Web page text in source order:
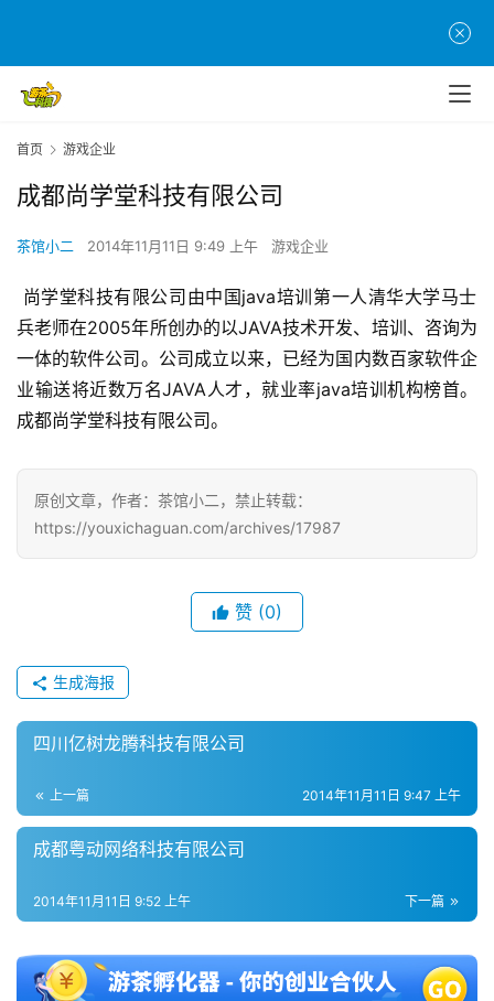
页
茶
原
创
戏
业
界
手
机
休
游
2
十
三
首页 游戏企业
成都尚学堂科技有限公司
茶馆小二 2014年11月11日 9:49 上午 游戏企业
兵老师在2005年所创办的以JAVA技术开发、培训、咨询为
一体的软件公司。公司成立以来，已经为国内数百家软件企
业输送将近数万名JAVA人才，就业率java培训机构榜首。
成都尚学堂科技有限公司。
原创文章，作者：茶馆小二，禁止转载：
https://youxichaguan.com/archives/17987
赞 (0)
生成海报
四川亿树龙腾科技有限公司
上一篇 2014年11月11日 9:47 上午
成都粤动网络科技有限公司
下一篇
2014年11月11日 9:52 上午